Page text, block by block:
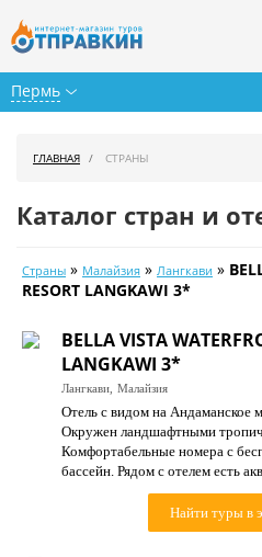
Пермь
Календарь туров
Цены дня
Страны
Как купить
О нас
ГЛАВНАЯ СТРАНЫ
Каталог стран и
Страны » Малайзия » Лангкави »
RESORT LANGKAWI 3*
BELLA VISTA
LANGKAWI 3*
Лангкави, Малайзия
Отель с видом на Андаманское
Окружен ландшафтными
Комфортабельные номера с
бассейн. Рядом с отелем есть
Найти туры в